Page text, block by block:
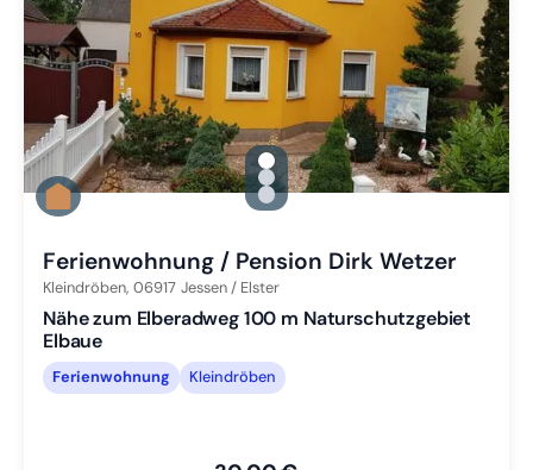
gallery.slide_selector
Zu Slide 1 wechseln
Zu Slide 2 wechseln
Zu Slide 3 wechseln
Ferienwohnung / Pension Dirk Wetzer
Kleindröben, 06917 Jessen / Elster
Nähe zum Elberadweg 100 m Naturschutzgebiet
Elbaue
Ferienwohnung Kleindröben